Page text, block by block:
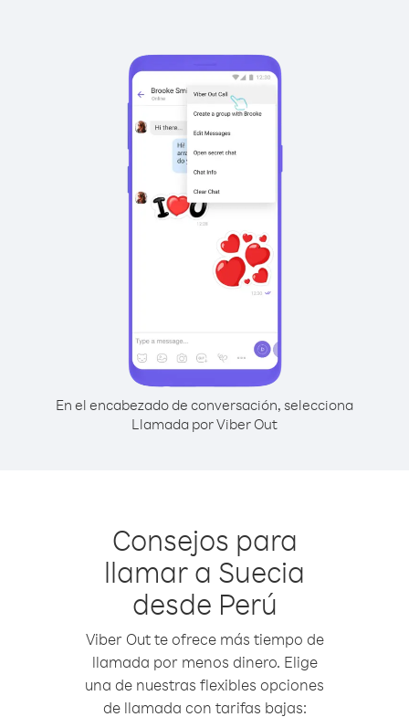
En el encabezado de conversación, selecciona
Llamada por Viber Out
Consejos para
llamar a Suecia
desde Perú
Viber Out te ofrece más tiempo de
llamada por menos dinero. Elige
una de nuestras flexibles opciones
de llamada con tarifas bajas: